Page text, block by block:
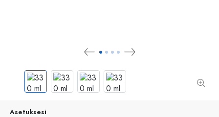
Asetuksesi